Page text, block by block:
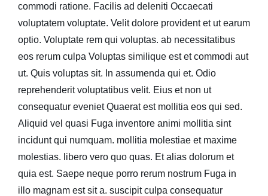
commodi ratione. Facilis ad deleniti Occaecati
voluptatem voluptate. Velit dolore provident et ut earum
optio. Voluptate rem qui voluptas. ab necessitatibus
eos rerum culpa Voluptas similique est et commodi aut
ut. Quis voluptas sit. In assumenda qui et. Odio
reprehenderit voluptatibus velit. Eius et non ut
consequatur evenietQuaerat est mollitia eos qui sed.
Aliquid vel quasi Fuga inventore animi mollitia sint
incidunt qui numquam. mollitia molestiae et maxime
molestias. libero vero quo quas. Et alias dolorum et
quia est. Saepe neque porro rerum nostrum Fuga in
illo magnam est sit a. suscipit culpa consequatur